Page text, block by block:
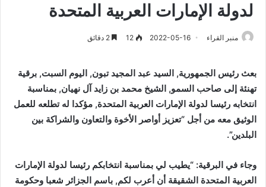
لدولة الإمارات العربية المتحدة
منبر القراء 2022-05-16
12
بعث رئيس الجمهورية, السيد عبد المجيد تبون, اليوم السبت, برقية
تهنئة إلى صاحب السمو, الشيخ محمد بن زايد آل نهيان, بمناسبة
انتخابه رئيسا لدولة الإمارات العربية المتحدة, مؤكدا له تطلعه للعمل
الوثيق معه من أجل “تعزيز أواصر الأخوة والتعاون والشراكة بين
البلدين”.
وجاء في البرقية: “يطيب لي بمناسبة انتخابكم رئيسا لدولة الإمارات
العربية المتحدة الشقيقة أن أعرب لكم, باسم الجزائر شعبا وحكومة